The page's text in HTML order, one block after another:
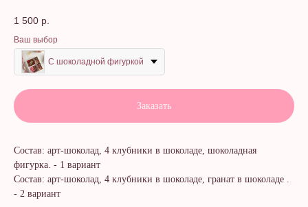
1 500 р.
Ваш выбор
С шоколадной фигуркой
Заказать
Состав: арт-шоколад, 4 клубники в шоколаде, шоколадная
фигурка. - 1 вариант
Состав: арт-шоколад, 4 клубники в шоколаде, гранат в шоколаде .
- 2 вариант